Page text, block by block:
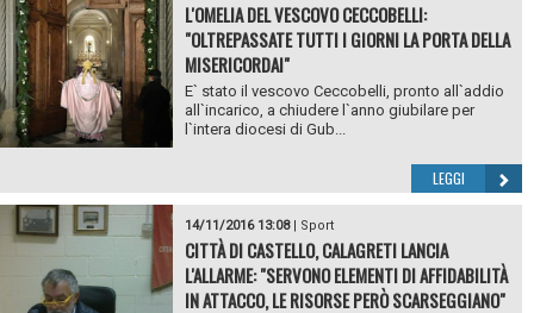
L'OMELIA DEL VESCOVO CECCOBELLI:
"OLTREPASSATE TUTTI I GIORNI LA PORTA DELLA
MISERICORDAI"
E` stato il vescovo Ceccobelli, pronto all`addio
all`incarico, a chiudere l`anno giubilare per
l`intera diocesi di Gub...
LEGGI
14/11/2016 13:08| Sport
CITTÀ DI CASTELLO, CALAGRETI LANCIA
L'ALLARME: "SERVONO ELEMENTI DI AFFIDABILITÀ
IN ATTACCO, LE RISORSE PERÒ SCARSEGGIANO"